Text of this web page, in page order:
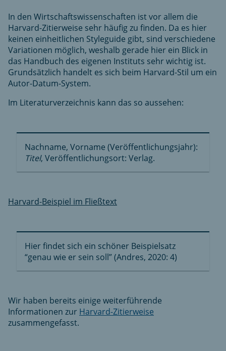
In den Wirtschaftswissenschaften ist vor allem die
Harvard-Zitierweise sehr häufig zu finden. Da es hier
keinen einheitlichen Styleguide gibt, sind verschiedene
Variationen möglich, weshalb gerade hier ein Blick in
das Handbuch des eigenen Instituts sehr wichtig ist.
Grundsätzlich handelt es sich beim Harvard-Stil um ein
Autor-Datum-System.
Im Literaturverzeichnis kann das so aussehen:
Nachname, Vorname (Veröffentlichungsjahr):
Titel, Veröffentlichungsort: Verlag.
Harvard-Beispiel im Fließtext
Hier findet sich ein schöner Beispielsatz
“genau wie er sein soll” (Andres, 2020: 4)
Wir haben bereits einige weiterführende
Informationen zur Harvard-Zitierweise
zusammengefasst.